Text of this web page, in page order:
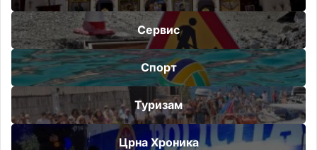
Сервис
Спорт
Туризам
Црна Хроника